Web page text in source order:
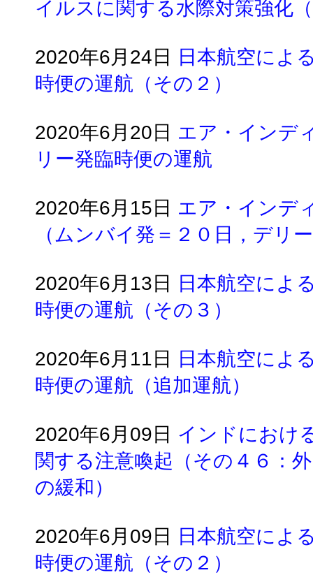
イルスに関する水際対策強化
2020年6月24日
日本航空によ
時便の運航（その２）
2020年6月20日 エア・インデ
リー発臨時便の運航
2020年6月15日 エア・インデ
（ムンバイ発＝２０日，デリ
2020年6月13日
日本航空によ
時便の運航（その３）
2020年6月11日
日本航空によ
時便の運航（追加運航）
2020年6月09日 インドにおけ
関する注意喚起（その４６：
の緩和）
2020年6月09日
日本航空によ
時便の運航（その２）